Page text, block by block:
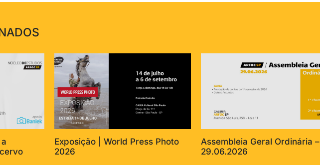
Exposição | World Press Photo
2026
Assembleia Geral Ordinária –
29.06.2026